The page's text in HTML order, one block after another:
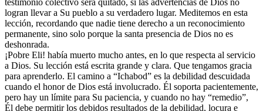
logran llevar a Su pueblo a su verdadero lugar. Meditemos en esta
lección, recordando que nadie tiene derecho a un reconocimiento
permanente, sino solo porque la santa presencia de Dios no es
deshonrada.
¡Pobre Eli! había muerto mucho antes, en lo que respecta al servicio
a Dios. Su lección está escrita grande y clara. Que tengamos gracia
para aprenderlo. El camino a “Ichabod” es la debilidad descuidada
cuando el honor de Dios está involucrado. Él soporta pacientemente,
pero hay un límite para Su paciencia, y cuando no hay “remedio”,
Él debe permitir los debidos resultados de la debilidad, locura e